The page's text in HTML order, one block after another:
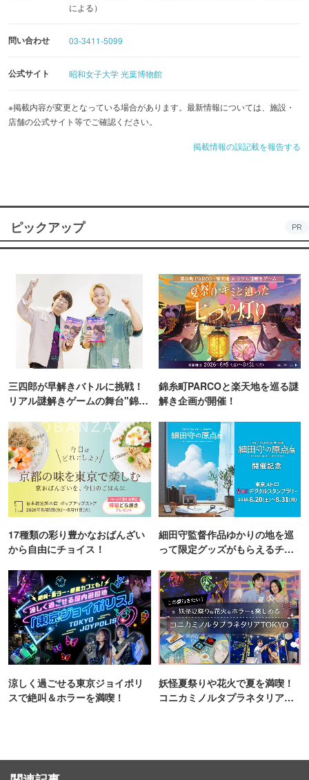
による）
問い合わせ 03-3411-5099
公式サイト 昭和女子大学 光葉博物館
※掲載内容が変更となっている場合があります。最新情報については、施設・
店舗の公式サイト等でご確認ください。
掲載情報の誤記載を報告する
ピックアップ PR
三四郎が早解きバトルに挑戦！
リアル謎解きゲームの舞台"錦糸
錦糸町PARCOと楽天地を巡る謎
解き企画が開催！
17種類の彩り豊かなおばんざい
から自由にチョイス！
細田守監督作品ゆかりの地を巡
って限定グッズがもらえるチャ
涼しく過ごせる東京ジョイポリ
スで絶叫＆ホラーを満喫！
妖怪夏祭りや花火で夏を満喫！
コニカミノルタプラネタリア